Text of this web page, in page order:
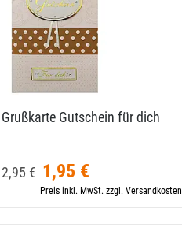
Grußkarte Gutschein für dich
2,95 € 1,95 €
Preis inkl. MwSt. zzgl. Versandkosten